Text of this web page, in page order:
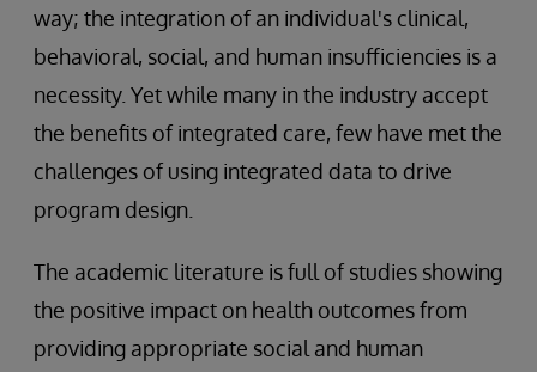
way; the integration of an individual's clinical,
behavioral, social, and human insufficiencies is a
necessity. Yet while many in the industry accept
the benefits of integrated care, few have met the
challenges of using integrated data to drive
program design.
The academic literature is full of studies showing
the positive impact on health outcomes from
providing appropriate social and human